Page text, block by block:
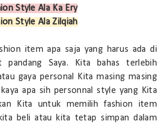
Style Ala Ka Ery
Style Ala Zilqiah
item apa saja yang harus ada di
pandang Saya. Kita bahas terlebih
gaya personal Kita masing masing
apa sih personnal style yang Kita
Kita untuk memilih fashion item
beli atau kita tetap simpan dalam